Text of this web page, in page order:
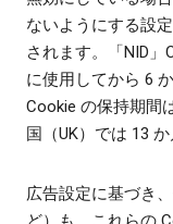
ないようにする設
されます。「NID
に使用してから 6
Cookie の保持期間
国（UK）では 13
広告設定に基づき